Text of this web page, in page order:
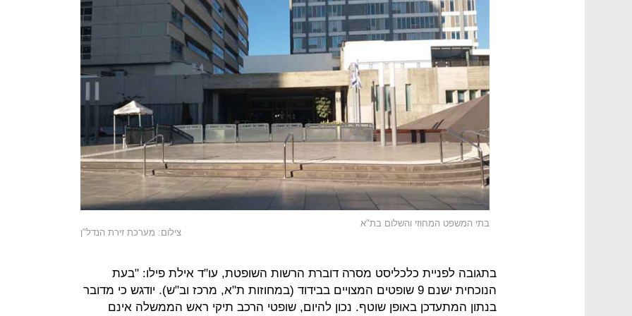
בתי המשפט המחוזי והשלום בת"א
צילום: מערכת זירת הנדל"ן
בתגובה לפניית כלכליסט מסרה דוברת הרשות השופטת, עו"ד אילת פילו: "בעת
הנוכחית ישנם 9 שופטים המצויים בבידוד (במחוזות ת"א, מרכז וב"ש). יודגש כי מדובר
בנתון המתעדכן באופן שוטף. נכון להיום, שופטי הרכב תיקי ראש הממשלה אינם